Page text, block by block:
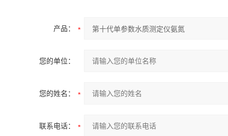
产品：
您的单位：
您的姓名：
联系电话：